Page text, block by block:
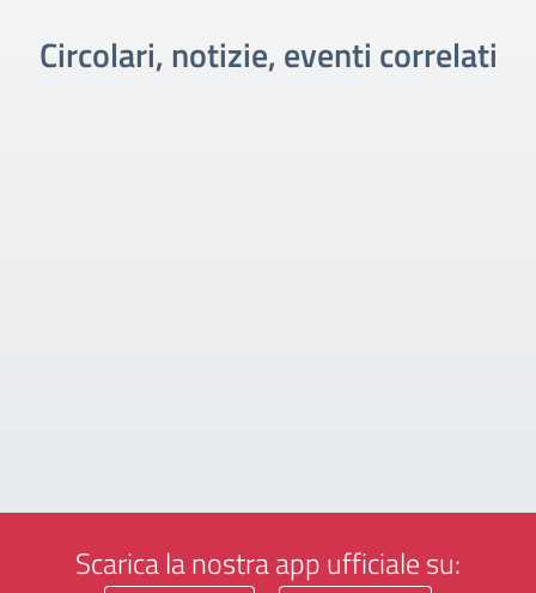
Circolari, notizie, eventi correlati
Scarica la nostra app ufficiale su: